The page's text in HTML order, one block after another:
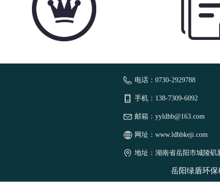
电话： 0730-2929788
手机： 138-7309-6092
邮箱： yyldhb@163.com
网址： www.ldhbkeji.com
地址： 湖南省岳阳市城陵矶
岳阳绿盾环